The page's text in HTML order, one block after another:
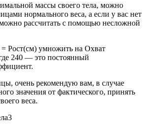
массы своего тела, можно
нормального веса, а если у вас нет
рассчитать с помощью несложной
Рост(см) умножить на Охват
240 — это постоянный
очень рекомендую вам, в случае
значения от фактического, принять
веса.